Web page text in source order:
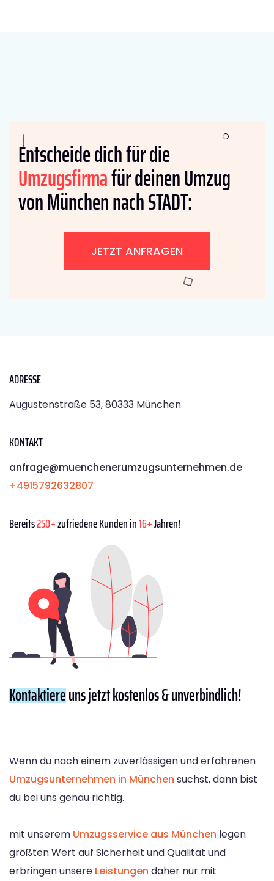
Entscheide dich für die
Umzugsfirmafür deinen Umzug
von München nach STADT:
JETZT ANFRAGEN
ADRESSE
Augustenstraße 53, 80333 München
KONTAKT
anfrage@muenchenerumzugsunternehmen.de
+4915792632807
Bereits250+zufriedene Kunden in16+Jahren!
Kontaktiereuns jetzt kostenlos & unverbindlich!
Wenn du nach einem zuverlässigen und erfahrenen
Umzugsunternehmen in München suchst, dann bist
du bei uns genau richtig.
mit unserem Umzugsservice aus München legen
größten Wert auf Sicherheit und Qualität und
erbringen unsere Leistungen daher nur mit